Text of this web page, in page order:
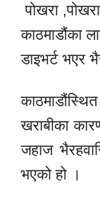
पोखरा
काठमाडौंका
डाइभर्ट भएर
खराबीका
जहाज
भएको हो ।